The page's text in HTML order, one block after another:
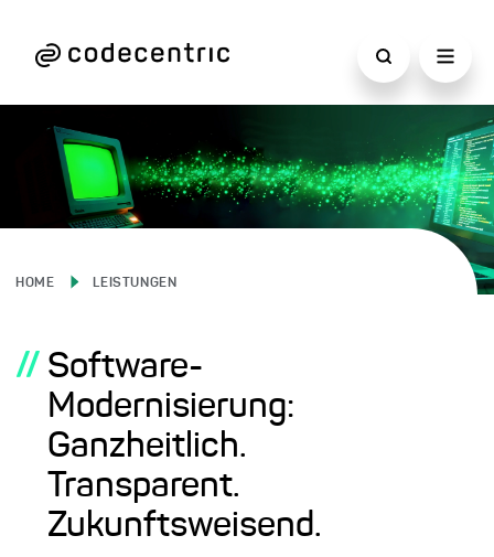
HOME LEISTUNGEN
// Software-
Modernisierung:
Ganzheitlich.
Transparent.
Zukunftsweisend.